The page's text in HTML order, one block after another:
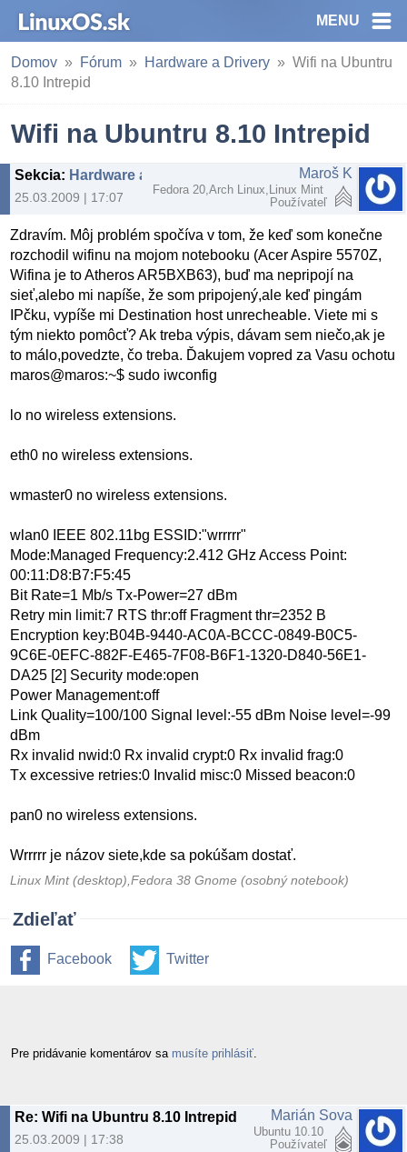
MENU
Domov Fórum Hardware a Drivery
Wifi na Ubuntru
8.10 Intrepid
Wifi na Ubuntru 8.10 Intrepid
Sekcia: Hardware a Drivery
25.03.2009 | 17:07
Maroš K
Fedora 20,Arch Linux,Linux Mint
Používateľ
Zdravím. Môj problém spočíva v tom, že keď som konečne
rozchodil wifinu na mojom notebooku (Acer Aspire 5570Z,
Wifina je to Atheros AR5BXB63), buď ma nepripojí na
sieť,alebo mi napíše, že som pripojený,ale keď pingám
IPčku, vypíše mi Destination host unrecheable. Viete mi s
tým niekto pomôcť? Ak treba výpis, dávam sem niečo,ak je
to málo,povedzte, čo treba. Ďakujem vopred za Vasu ochotu
maros@maros:~$ sudo iwconfig
lo no wireless extensions.
eth0 no wireless extensions.
wmaster0 no wireless extensions.
wlan0 IEEE 802.11bg ESSID:"wrrrrr"
Mode:Managed Frequency:2.412 GHz Access Point:
00:11:D8:B7:F5:45
Bit Rate=1 Mb/s Tx-Power=27 dBm
Retry min limit:7 RTS thr:off Fragment thr=2352 B
Encryption key:B04B-9440-AC0A-BCCC-0849-B0C5-
9C6E-0EFC-882F-E465-7F08-B6F1-1320-D840-56E1-
DA25 [2] Security mode:open
Power Management:off
Link Quality=100/100 Signal level:-55 dBm Noise level=-99
dBm
Rx invalid nwid:0 Rx invalid crypt:0 Rx invalid frag:0
Tx excessive retries:0 Invalid misc:0 Missed beacon:0
pan0 no wireless extensions.
Wrrrrr je názov siete,kde sa pokúšam dostať.
Linux Mint (desktop),Fedora 38 Gnome (osobný notebook)
Zdieľať
Facebook Twitter
Pre pridávanie komentárov sa musíte prihlásiť
Re: Wifi na Ubuntru 8.10 Intrepid
25.03.2009 | 17:38
Marián Sova
Ubuntu 10.10
Používateľ